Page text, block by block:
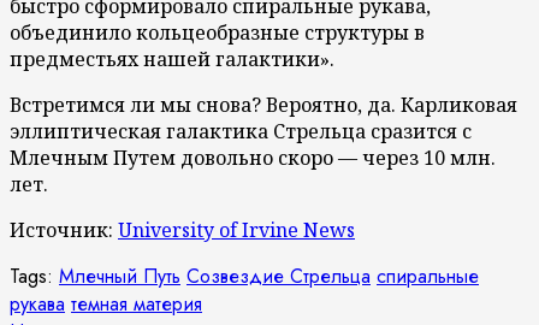
быстро сформировало спиральные рукава,
объединило кольцеобразные структуры в
предместьях нашей галактики».
Встретимся ли мы снова? Вероятно, да. Карликовая
эллиптическая галактика Стрельца сразится с
Млечным Путем довольно скоро — через 10 млн.
лет.
Источник: University of Irvine News
Tags: Млечный Путь Созвездие Стрельца спиральные
рукава темная материя